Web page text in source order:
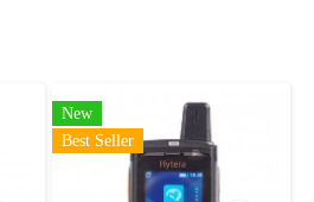
New
Best Seller